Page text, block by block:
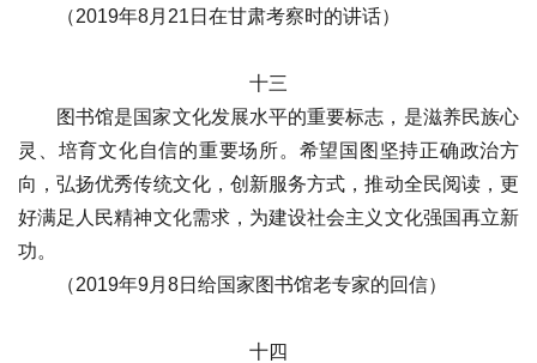
（2019年8月21日在甘肃考察时的讲话）
十三
图书馆是国家文化发展水平的重要标志，是滋养民族心
灵、培育文化自信的重要场所。希望国图坚持正确政治方
向，弘扬优秀传统文化，创新服务方式，推动全民阅读，更
好满足人民精神文化需求，为建设社会主义文化强国再立新
功。
（2019年9月8日给国家图书馆老专家的回信）
十四